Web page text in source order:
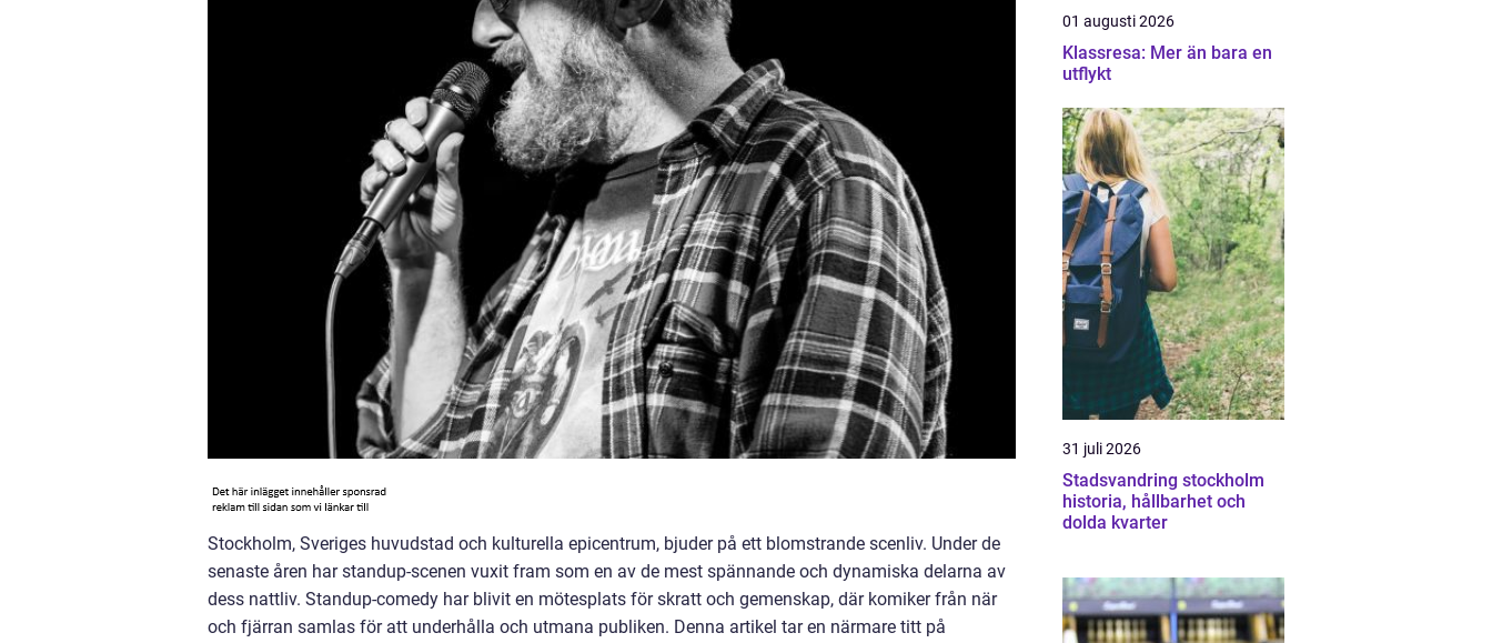
Stockholm, Sveriges huvudstad och kulturella epicentrum, bjuder på ett blomstrande scenliv. Under de
senaste åren har standup-scenen vuxit fram som en av de mest spännande och dynamiska delarna av
dess nattliv. Standup-comedy har blivit en mötesplats för skratt och gemenskap, där komiker från när
och fjärran samlas för att underhålla och utmana publiken. Denna artikel tar en närmare titt på
01 augusti 2026
Klassresa: Mer än bara en
utflykt
31 juli 2026
Stadsvandring stockholm
historia, hållbarhet och
dolda kvarter